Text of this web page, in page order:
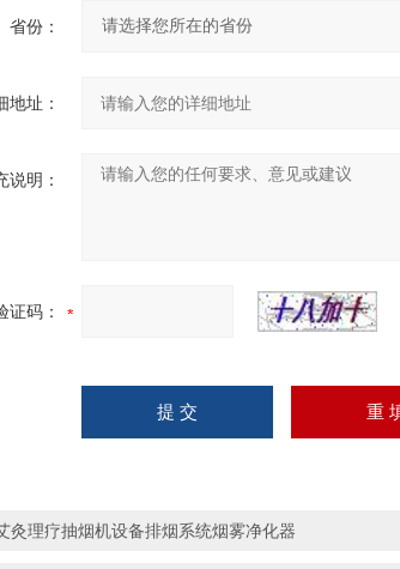
省份：
地址：
说明：
证码：
灸理疗抽烟机设备排烟系统烟雾净化器